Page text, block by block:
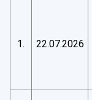
1. 22.07.2026